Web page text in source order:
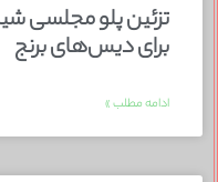
برای دیس‌های برنج
ادامه مطلب »